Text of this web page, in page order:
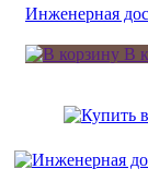
Инженерная
В